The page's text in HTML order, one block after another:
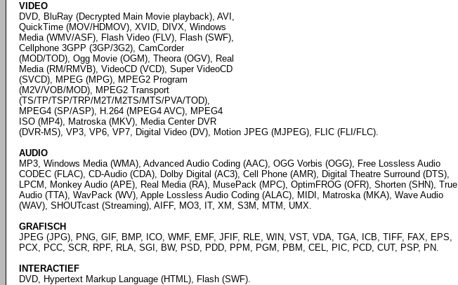
VIDEO
DVD, BluRay (Decrypted Main Movie playback), AVI,
QuickTime (MOV/HDMOV), XVID, DIVX, Windows
Media (WMV/ASF), Flash Video (FLV), Flash (SWF),
Cellphone 3GPP (3GP/3G2), CamCorder
(MOD/TOD), Ogg Movie (OGM), Theora (OGV), Real
Media (RM/RMVB), VideoCD (VCD), Super VideoCD
(SVCD), MPEG (MPG), MPEG2 Program
(M2V/VOB/MOD), MPEG2 Transport
(TS/TP/TSP/TRP/M2T/M2TS/MTS/PVA/TOD),
MPEG4 (SP/ASP), H.264 (MPEG4 AVC), MPEG4
ISO (MP4), Matroska (MKV), Media Center DVR
(DVR-MS), VP3, VP6, VP7, Digital Video (DV), Motion JPEG (MJPEG), FLIC (FLI/FLC).
AUDIO
MP3, Windows Media (WMA), Advanced Audio Coding (AAC), OGG Vorbis (OGG), Free Lossless Audio
CODEC (FLAC), CD-Audio (CDA), Dolby Digital (AC3), Cell Phone (AMR), Digital Theatre Surround (DTS),
LPCM, Monkey Audio (APE), Real Media (RA), MusePack (MPC), OptimFROG (OFR), Shorten (SHN), True
Audio (TTA), WavPack (WV), Apple Lossless Audio Coding (ALAC), MIDI, Matroska (MKA), Wave Audio
(WAV), SHOUTcast (Streaming), AIFF, MO3, IT, XM, S3M, MTM, UMX.
GRAFISCH
JPEG (JPG), PNG, GIF, BMP, ICO, WMF, EMF, JFIF, RLE, WIN, VST, VDA, TGA, ICB, TIFF, FAX, EPS,
PCX, PCC, SCR, RPF, RLA, SGI, BW, PSD, PDD, PPM, PGM, PBM, CEL, PIC, PCD, CUT, PSP, PN.
INTERACTIEF
DVD, Hypertext Markup Language (HTML), Flash (SWF).